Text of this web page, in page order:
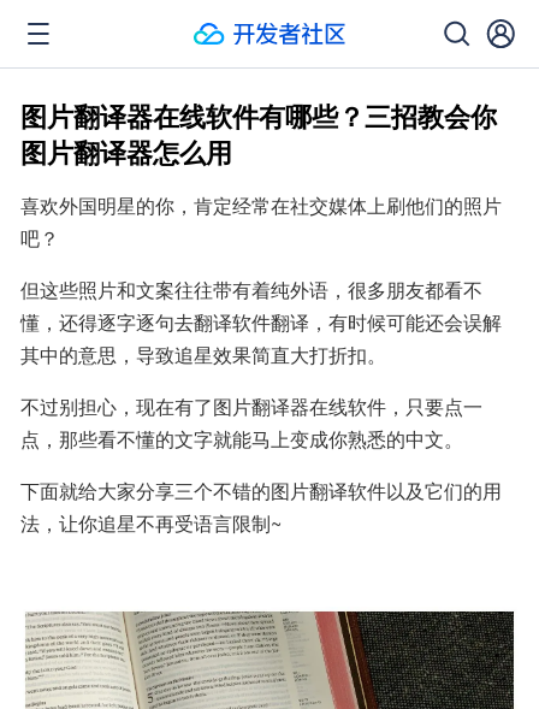
图片翻译器在线软件有哪些？三招教会你
图片翻译器怎么用
喜欢外国明星的你，肯定经常在社交媒体上刷他们的照片
吧？
但这些照片和文案往往带有着纯外语，很多朋友都看不
懂，还得逐字逐句去翻译软件翻译，有时候可能还会误解
其中的意思，导致追星效果简直大打折扣。
不过别担心，现在有了图片翻译器在线软件，只要点一
点，那些看不懂的文字就能马上变成你熟悉的中文。
下面就给大家分享三个不错的图片翻译软件以及它们的用
法，让你追星不再受语言限制~